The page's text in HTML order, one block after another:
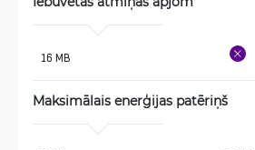
16 MB
Maksimālais enerģijas patēriņš